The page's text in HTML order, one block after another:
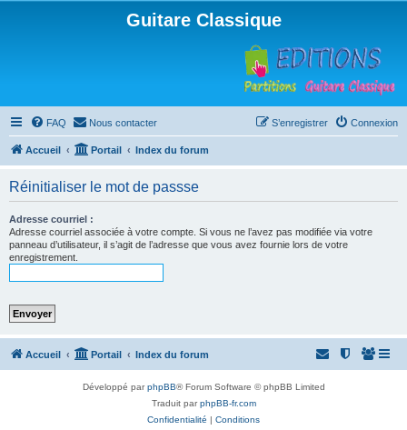
Guitare Classique
FAQ Nous contacter Connexion
S’enregistrer
Accueil Portail Index du forum
Réinitialiser le mot de passse
Adresse courriel :
Adresse courriel associée à votre compte. Si vous ne l’avez pas modifiée via votre
panneau d’utilisateur, il s’agit de l’adresse que vous avez fournie lors de votre
enregistrement.
Accueil Portail Index du forum
Développé parphpBB® Forum Software © phpBB Limited
Traduit parphpBB-fr.com
Confidentialité | Conditions